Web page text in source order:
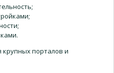
крупных порталов и